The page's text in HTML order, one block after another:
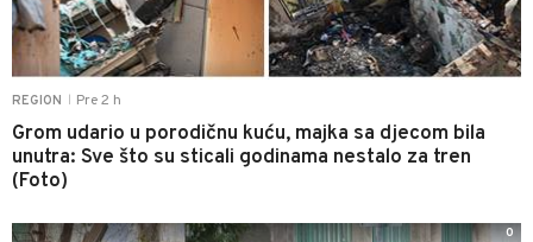
REGION Pre 2 h
Grom udario u porodičnu kuću, majka sa djecom bila
unutra: Sve što su sticali godinama nestalo za tren
(Foto)
0